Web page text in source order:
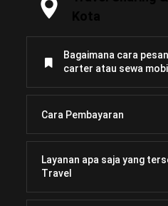
Bagaimana cara
carter atau sewa
Cara Pembayaran
Layanan apa saja yang
Travel